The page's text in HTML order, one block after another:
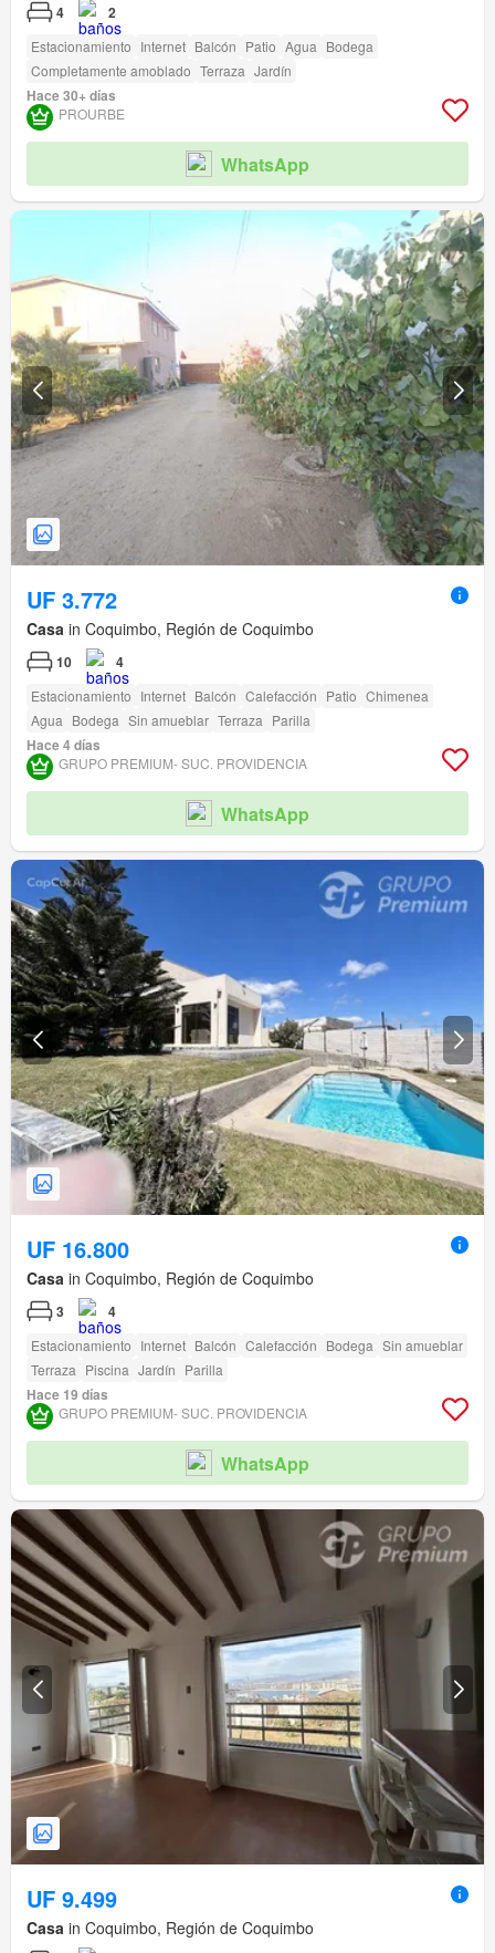
4 2
Estacionamiento Internet Balcón Patio Agua Bodega
Completamente amoblado Terraza Jardín
Hace 30+ días
PROURBE
WhatsApp
UF 3.772
Casa in Coquimbo, Región de Coquimbo
10 4
Estacionamiento Internet Balcón Calefacción Patio Chimenea
Agua Bodega Sin amueblar Terraza Parilla
Hace 4 días
GRUPO PREMIUM- SUC. PROVIDENCIA
WhatsApp
UF 16.800
Casa in Coquimbo, Región de Coquimbo
3 4
Estacionamiento Internet Balcón Calefacción Bodega Sin amueblar
Terraza Piscina Jardín Parilla
Hace 19 días
GRUPO PREMIUM- SUC. PROVIDENCIA
WhatsApp
UF 9.499
Casa in Coquimbo, Región de Coquimbo